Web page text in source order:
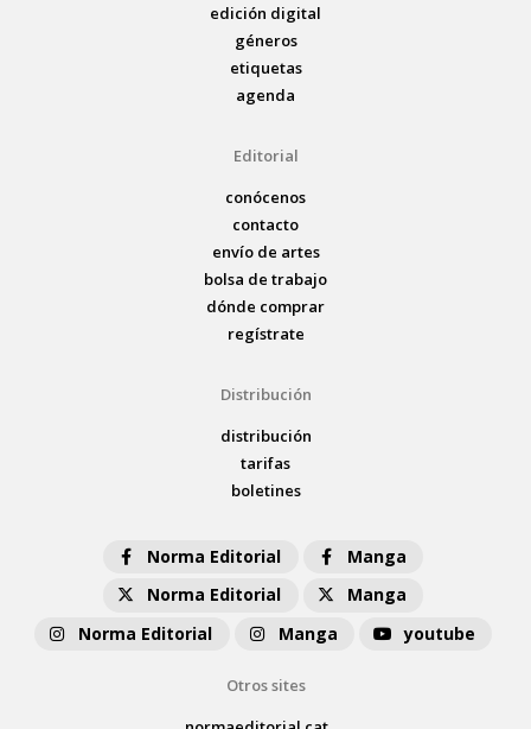
edición digital
géneros
etiquetas
agenda
Editorial
conócenos
contacto
envío de artes
bolsa de trabajo
dónde comprar
regístrate
Distribución
distribución
tarifas
boletines
Norma Editorial
Manga
Norma Editorial
Manga
Norma Editorial
Manga youtube
Otros sites